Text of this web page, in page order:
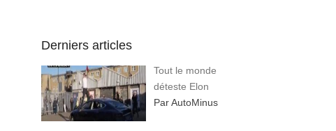
Derniers articles
Tout le monde
déteste Elon
Par AutoMinus